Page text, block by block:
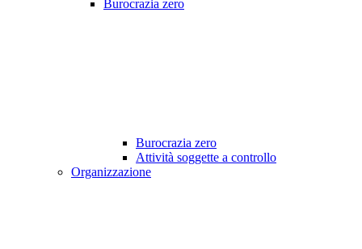
Burocrazia zero
Burocrazia zero
Attività soggette a controllo
Organizzazione